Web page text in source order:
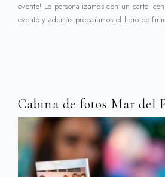
evento! Lo personalizamos con un cartel
evento y además preparamos el libro de
Cabina de fotos Mar del